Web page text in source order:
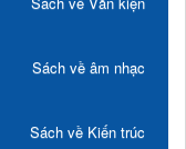
Sách về âm nhạc
Sách về Kiến trúc